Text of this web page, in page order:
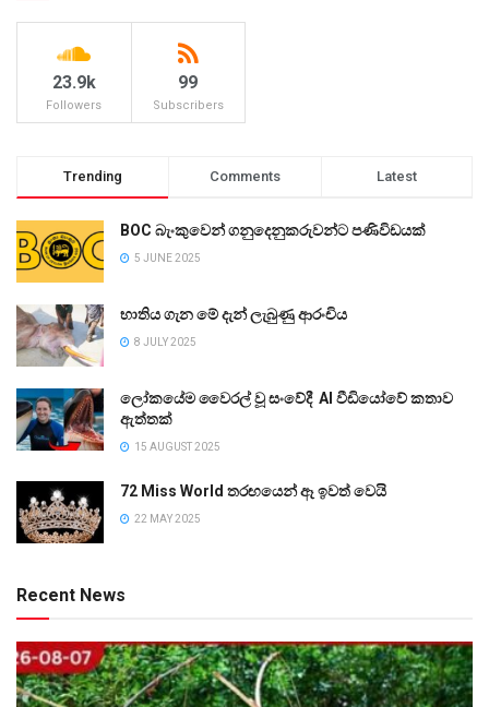
23.9k
Followers
99
Subscribers
Trending Comments Latest
BOC බැංකුවෙන් ගනුදෙනුකරුවන්ට පණිවිඩයක්
5 JUNE 2025
භාතිය ගැන මේ දැන් ලැබුණු ආරංචිය
8 JULY 2025
ලෝකයේම වෛරල් වූ සංවේදී AI වීඩියෝවේ කතාව
ඇත්තක්
15 AUGUST 2025
72 Miss World තරඟයෙන් ඈ ඉවත් වෙයි
22 MAY 2025
Recent News